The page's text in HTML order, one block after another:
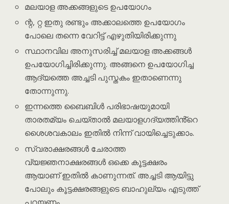
മലയാള അക്കങ്ങളുടെ ഉപയോഗം
ന്റ, റ്റ ഇതു രണ്ടും അക്കാലത്തെ ഉപയോഗം
പോലെ തന്നെ വേറിട്ട് എഴുതിയിരിക്കുന്നു
സ്ഥാനവില അനുസരിച്ച് മലയാള അക്കങ്ങൾ
ഉപയോഗിച്ചിരിക്കുന്നു. അങ്ങനെ ഉപയോഗിച്ച
ആദ്യത്തെ അച്ചടി പുസ്തകം ഇതാണെന്നു
തോന്നുന്നു.
ഇന്നത്തെ ബൈബിൾ പരിഭാഷയുമായി
താരതമ്യം ചെയ്താൽ മലയാളഗദ്യത്തിൻ്റെ
ശൈശവകാലം ഇതിൽ നിന്ന് വായിച്ചെടുക്കാം.
സ്വരാക്ഷരങ്ങൾ ചേരാത്ത
വ്യജ്ഞനാക്ഷരങ്ങൾ ഒക്കെ കൂട്ടക്ഷരം
ആയാണ് ഇതിൽ കാണുന്നത്. അച്ചടി ആയിട്ടു
പോലും കൂട്ടക്ഷരങ്ങളുടെ ബാഹുല്യം എടുത്ത്
പറയണം.